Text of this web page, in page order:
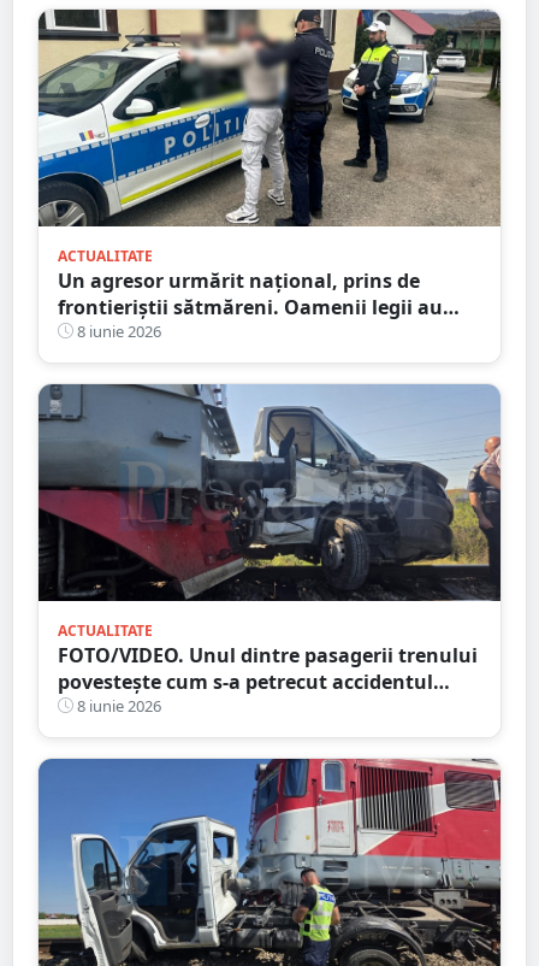
ACTUALITATE
Un agresor urmărit național, prins de
frontieriștii sătmăreni. Oamenii legii au
prins și un tânăr urmărit pentru furt
8 iunie 2026
ACTUALITATE
FOTO/VIDEO. Unul dintre pasagerii trenului
povestește cum s-a petrecut accidentul
feroviar din Satu Mare
8 iunie 2026